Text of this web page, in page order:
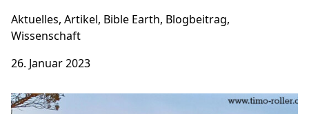
Aktuelles, Artikel, Bible Earth, Blogbeitrag,
Wissenschaft
26. Januar 2023